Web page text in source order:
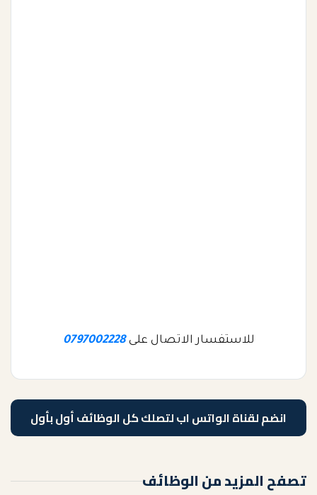
للاستفسار الاتصال على0797002228
انضم لقناة الواتس اب لتصلك كل الوظائف أول بأول
تصفح المزيد من الوظائف